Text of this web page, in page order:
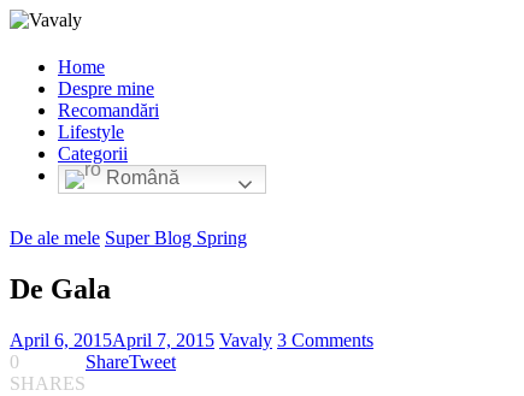
Home
Despre mine
Recomandări
Lifestyle
Categorii
Română
De ale mele Super Blog Spring
De Gala
April 6, 2015April 7, 2015 Vavaly 3 Comments
0
SHARES
ShareTweet